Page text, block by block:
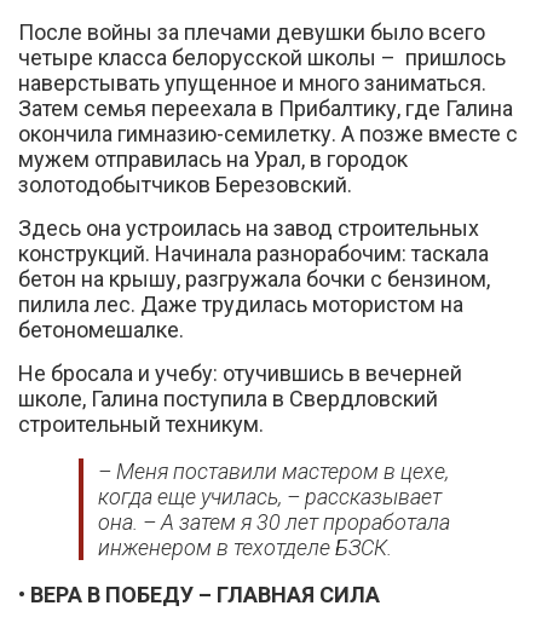
После войны за плечами девушки было всего
четыре класса белорусской школы – пришлось
наверстывать упущенное и много заниматься.
Затем семья переехала в Прибалтику, где Галина
окончила гимназию-семилетку. А позже вместе с
мужем отправилась на Урал, в городок
золотодобытчиков Березовский.
Здесь она устроилась на завод строительных
конструкций. Начинала разнорабочим: таскала
бетон на крышу, разгружала бочки с бензином,
пилила лес. Даже трудилась мотористом на
бетономешалке.
Не бросала и учебу: отучившись в вечерней
школе, Галина поступила в Свердловский
строительный техникум.
– Меня поставили мастером в цехе,
когда еще училась, – рассказывает
она. – А затем я 30 лет проработала
инженером в техотделе БЗСК.
• ВЕРА В ПОБЕДУ – ГЛАВНАЯ СИЛА